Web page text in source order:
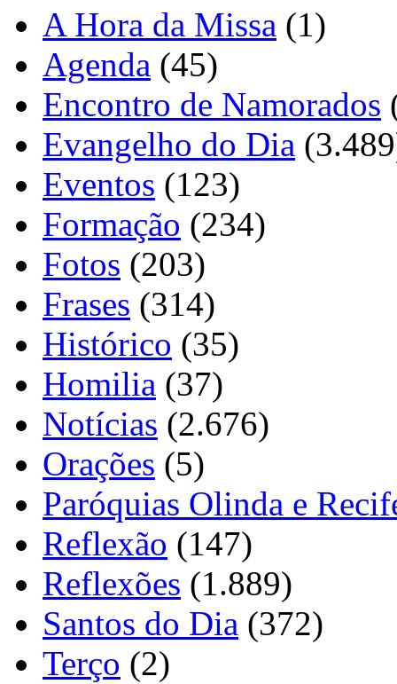
A Hora da Missa (1)
Agenda (45)
Encontro de Namorados
Evangelho do Dia
Eventos (123)
Formação (234)
Fotos (203)
Frases (314)
Histórico (35)
Homilia (37)
Notícias (2.676)
Orações (5)
Paróquias Olinda e
Reflexão (147)
Reflexões (1.889)
Santos do Dia (372)
Terço (2)